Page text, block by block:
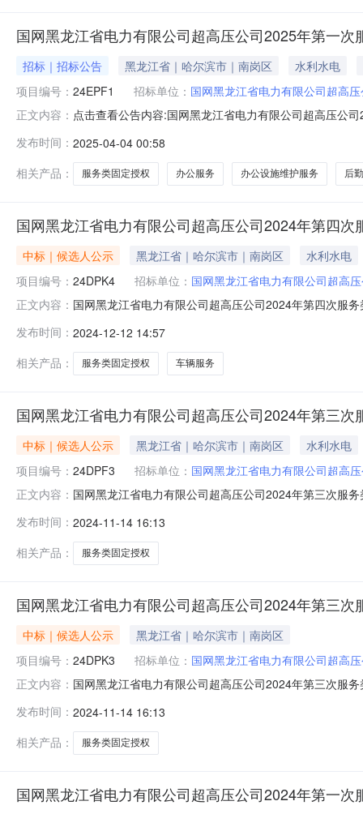
国网黑龙江省电力有限公司超高压公司2025年第一
招标｜招标公告 黑龙江省｜哈尔滨市｜南岗区
水利水电
项目编号： 24EPF1 招标单位： 国网黑龙江省电力有限公司超高
正文内容： 点击查看公告内容:国网黑龙江省电力有限公司超高压公
出资比例为100%，资金来源已落实，采购人为国网黑龙
对该项目进行公开竞争性
发布时间： 2025-04-04 00:58
相关产品：
服务类固定授权 办公服务 办公设施维护服务 后
国网黑龙江省电力有限公司超高压公司2024年第四
中标｜候选人公示 黑龙江省｜哈尔滨市｜南岗区
水利水电
项目编号： 24DPK4 招标单位： 国网黑龙江省电力有限公司超高
正文内容： 国网黑龙江省电力有限公司超高压公司2024年第四次服
购（框架）24DPK4采购评审工作已经结束，现将评审委
以书面形式提出。序号分标
发布时间： 2024-12-12 14:57
相关产品：
服务类固定授权 车辆服务
国网黑龙江省电力有限公司超高压公司2024年第三
中标｜候选人公示 黑龙江省｜哈尔滨市｜南岗区
水利水电
项目编号： 24DPF3 招标单位： 国网黑龙江省电力有限公司超高
正文内容： 国网黑龙江省电力有限公司超高压公司2024年第三次服
类固定授权竞争性谈判采购项目采购评审工作已经结束
选人公示期间以书面形式提出。分标编
发布时间： 2024-11-14 16:13
相关产品：
服务类固定授权
国网黑龙江省电力有限公司超高压公司2024年第三
中标｜候选人公示
黑龙江省｜哈尔滨市｜南岗区
项目编号： 24DPK3 招标单位： 国网黑龙江省电力有限公司超高
正文内容： 国网黑龙江省电力有限公司超高压公司2024年第三次服
年第三次服务类固定授权竞争性谈判采购（框架）项目
有异议的，请在成交候选人公示期
发布时间： 2024-11-14 16:13
相关产品：
服务类固定授权
国网黑龙江省电力有限公司超高压公司2024年第一